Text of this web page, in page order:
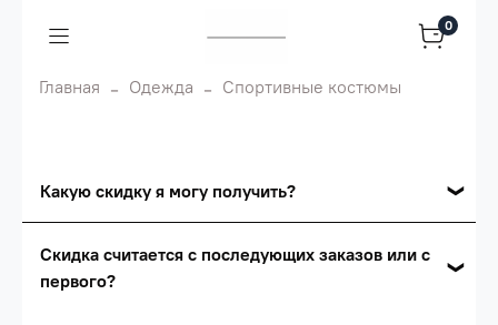
0
Главная Одежда Спортивные костюмы
Какую скидку я могу получить?
Сумма скидки зависит от стоимости вашего
Скидка считается с последующих заказов или с
первого?